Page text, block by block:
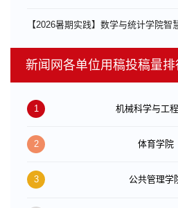
【2026暑期实践】数学与统计学院
新闻网各单位用稿投稿量排
1 机械科学与工
2 体育学院
3 公共管理学